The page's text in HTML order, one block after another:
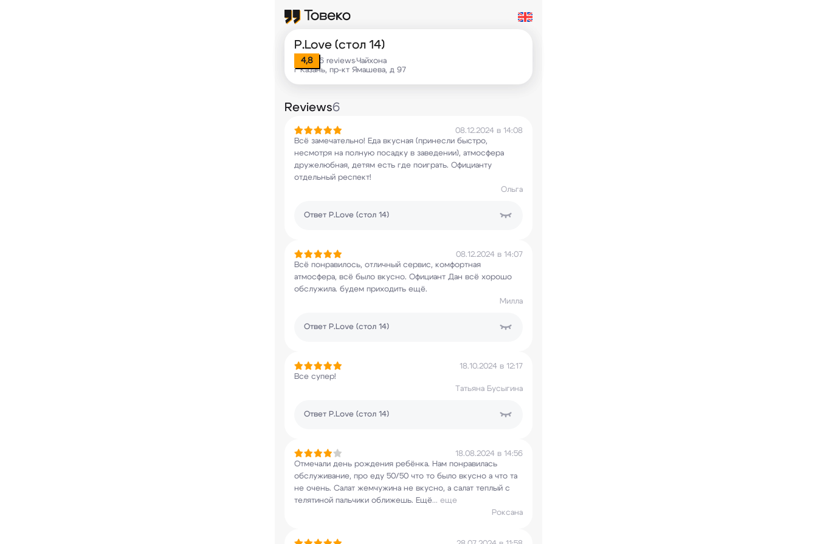
P.Love (стол 14)
4,8 6 reviews•Чайхона
г Казань, пр-кт Ямашева, д 97
Reviews6
08.12.2024 в 14:08
Всё замечательно! Еда вкусная (принесли быстро,
несмотря на полную посадку в заведении), атмосфера
дружелюбная, детям есть где поиграть. Официанту
отдельный респект!
Ольга
Ответ P.Love (стол 14)
08.12.2024 в 14:07
Всё понравилось, отличный сервис, комфортная
атмосфера, всё было вкусно. Официант Дан всё хорошо
обслужила. будем приходить ещё.
Милла
Ответ P.Love (стол 14)
18.10.2024 в 12:17
Все супер!
Татьяна Бусыгина
Ответ P.Love (стол 14)
18.08.2024 в 14:56
Отмечали день рождения ребёнка. Нам понравилась
обслуживание, про еду 50/50 что то было вкусно а что та
не очень. Салат жемчужина не вкусно, а салат теплый с
телятиной пальчики оближешь. Ещё... еще
Роксана